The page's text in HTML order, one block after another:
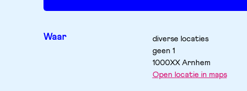
Waar
diverse locaties
geen 1
1000XX Arnhem
Open locatie in maps